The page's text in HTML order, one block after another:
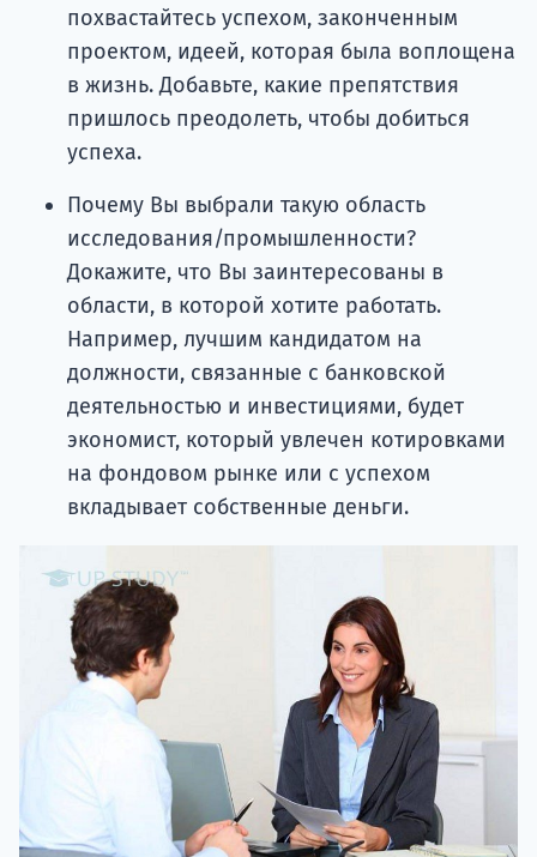
похвастайтесь успехом, законченным
проектом, идеей, которая была воплощена
в жизнь. Добавьте, какие препятствия
пришлось преодолеть, чтобы добиться
успеха.
Почему Вы выбрали такую область
исследования/промышленности?
Докажите, что Вы заинтересованы в
области, в которой хотите работать.
Например, лучшим кандидатом на
должности, связанные с банковской
деятельностью и инвестициями, будет
экономист, который увлечен котировками
на фондовом рынке или с успехом
вкладывает собственные деньги.